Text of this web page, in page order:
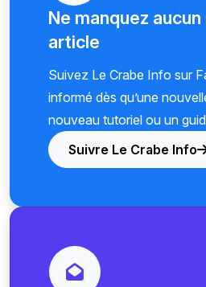
Ne manquez
article
Suivez Le Crabe Info sur
informé dès qu’une
nouveau tutoriel ou un
Suivre Le Crabe Info